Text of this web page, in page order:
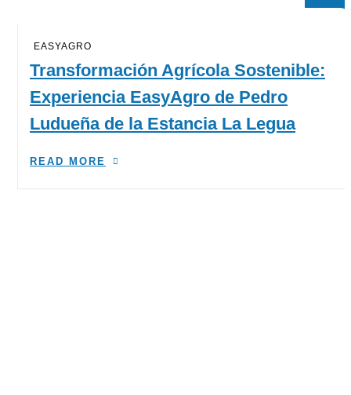
EASYAGRO
Transformación Agrícola Sostenible:
Experiencia EasyAgro de Pedro
Ludueña de la Estancia La Legua
READ MORE